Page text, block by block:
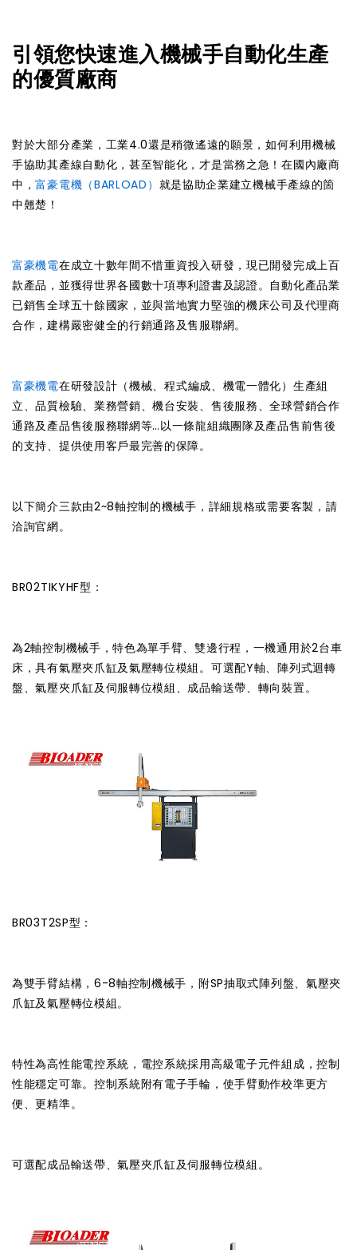
引領您快速進入機械手自動化生產
的優質廠商
對於大部分產業，工業4.0還是稍微遙遠的願景，如何利用機械
手協助其產線自動化，甚至智能化，才是當務之急！在國內廠商
中，富豪電機（BARLOAD） 就是協助企業建立機械手產線的箇
中翹楚！
富豪機電在成立十數年間不惜重資投入研發，現已開發完成上百
款產品，並獲得世界各國數十項專利證書及認證。自動化產品業
已銷售全球五十餘國家，並與當地實力堅強的機床公司及代理商
合作，建構嚴密健全的行銷通路及售服聯網。
富豪機電在研發設計（機械、程式編成、機電一體化）生產組
立、品質檢驗、業務營銷、機台安裝、售後服務、全球營銷合作
通路及產品售後服務聯網等…以一條龍組織團隊及產品售前售後
的支持、提供使用客戶最完善的保障。
以下簡介三款由2~8軸控制的機械手，詳細規格或需要客製，請
洽詢官網。
BR02TIKYHF型：
為2軸控制機械手，特色為單手臂、雙邊行程，一機通用於2台車
床，具有氣壓夾爪缸及氣壓轉位模組。可選配Y軸、陣列式迴轉
盤、氣壓夾爪缸及伺服轉位模組、成品輸送帶、轉向裝置。
BR03T2SP型：
為雙手臂結構，6-8軸控制機械手，附SP抽取式陣列盤、氣壓夾
爪缸及氣壓轉位模組。
特性為高性能電控系統，電控系統採用高級電子元件組成，控制
性能穩定可靠。控制系統附有電子手輪，使手臂動作校準更方
便、更精準。
可選配成品輸送帶、氣壓夾爪缸及伺服轉位模組。